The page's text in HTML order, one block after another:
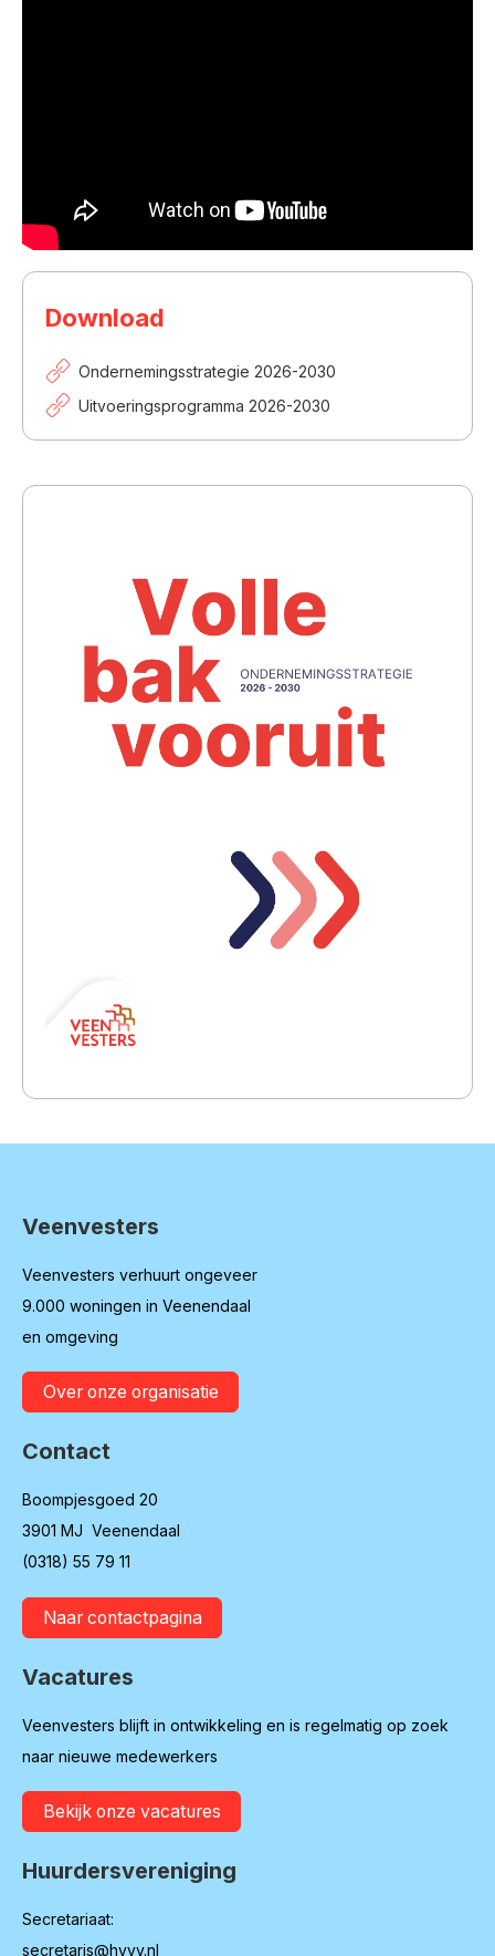
Download
Ondernemingsstrategie 2026-2030
Uitvoeringsprogramma 2026-2030
Contactinformatie
Veenvesters
Veenvesters verhuurt ongeveer
9.000 woningen in Veenendaal
en omgeving
Over onze organisatie
Contact
Boompjesgoed 20
3901 MJ Veenendaal
(0318) 55 79 11
Naar contactpagina
Vacatures
Veenvesters blijft in ontwikkeling en is regelmatig op zoek
naar nieuwe medewerkers
Bekijk onze vacatures
Huurdersvereniging
Secretariaat:
secretaris@hvvv.nl